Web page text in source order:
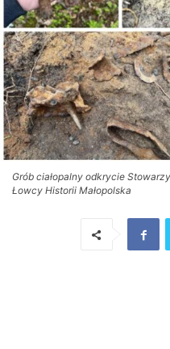
Grób ciałopalny odkrycie
Łowcy Historii Małopolska